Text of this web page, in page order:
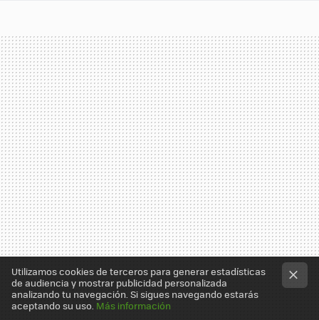
Utilizamos cookies de terceros para generar estadísticas
de audiencia y mostrar publicidad personalizada
analizando tu navegación. Si sigues navegando estarás
aceptando su uso. Más información